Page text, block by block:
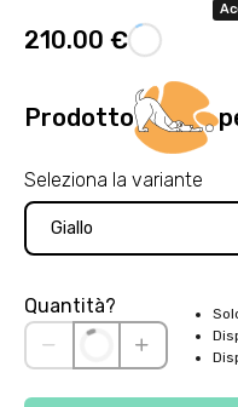
210.00 €
Prodotto
Seleziona la variante
Giallo
Quantità?